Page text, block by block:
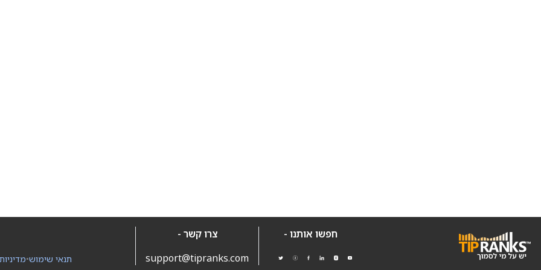
חפשו אותנו -
צרו קשר -
support@tipranks.com
•תנאי שימוש